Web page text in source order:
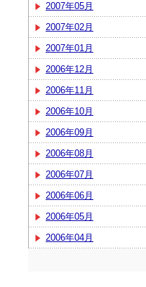
2007年05月
2007年02月
2007年01月
2006年12月
2006年11月
2006年10月
2006年09月
2006年08月
2006年07月
2006年06月
2006年05月
2006年04月